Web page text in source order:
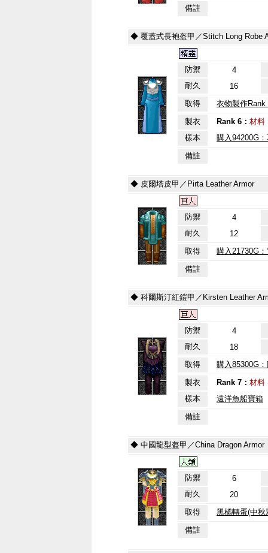
備註
◆ 覆蓋式長袍盔甲／Stitch Long Robe
防禦
4
耐久
16
取得
衣物製作Rank
製衣
Rank 6： 材料
樣本
購入94200G
備註
◆ 皮爾塔皮甲／Pirta Leather Armor
防禦
4
耐久
12
取得
購入21730G
備註
◆ 科爾斯汀紅鎧甲／Kirsten Leather
防禦
4
耐久
18
取得
購入85300G
製衣
Rank 7： 材料
樣本
遠洋魚船寶箱
備註
◆ 中國龍型盔甲／China Dragon Armor
防禦
6
耐久
20
取得
黑橘轉蛋(中秋
備註